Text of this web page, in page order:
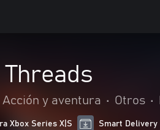
Acción y aventura • Otros •
Xbox Series X|S Smart Delivery